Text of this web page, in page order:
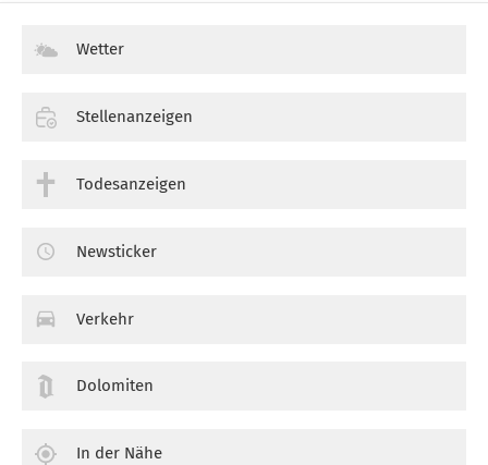
Wetter
Stellenanzeigen
Todesanzeigen
Newsticker
Verkehr
Dolomiten
In der Nähe